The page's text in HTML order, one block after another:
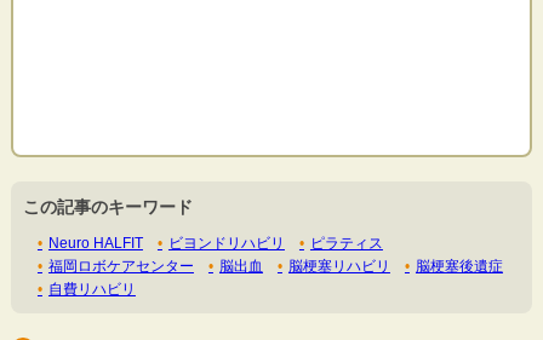
この記事のキーワード
Neuro HALFIT ビヨンドリハビリ
ピラティス
福岡ロボケアセンター
脳出血 脳梗塞リハビリ
脳梗塞後遺症
自費リハビリ